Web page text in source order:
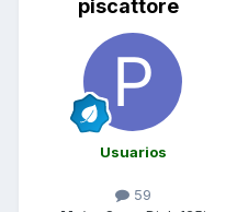
piscattore
Usuarios
59